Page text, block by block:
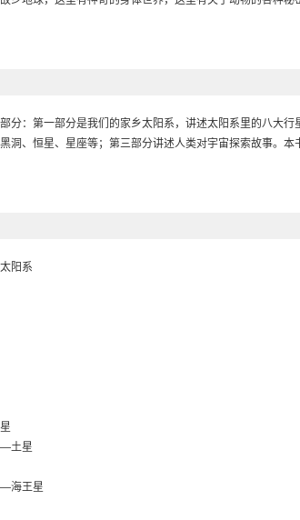
分：第一部分是我们的家乡太阳系，讲述太阳系里的八大
洞、恒星、星座等；第三部分讲述人类对宇宙探索故事。
阳系
土星
海王星